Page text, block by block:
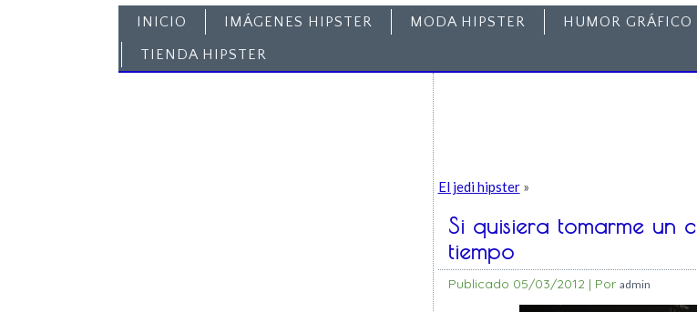
INICIO IMÁGENES HIPSTER MODA HIPSTER HUMOR GRÁFICO
TIENDA HIPSTER
El jedi hipster»
Si quisiera tomarme
tiempo
Publicado 05/03/2012| Por admin